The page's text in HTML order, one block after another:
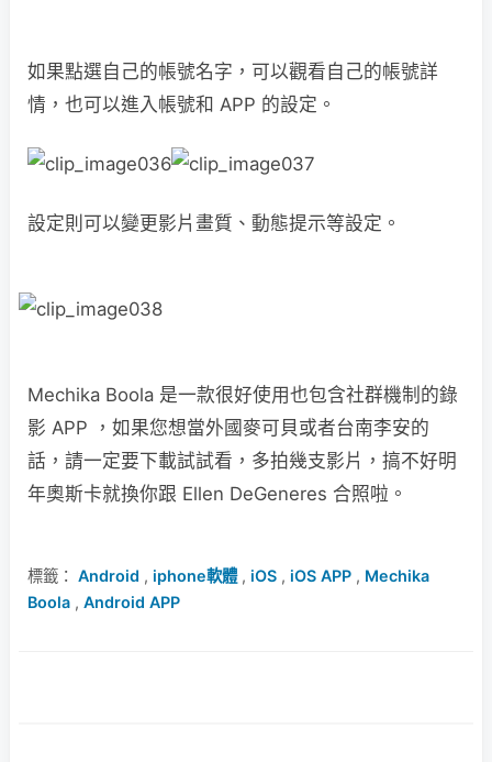
如果點選自己的帳號名字，可以觀看自己的帳號詳
情，也可以進入帳號和 APP 的設定。
設定則可以變更影片畫質、動態提示等設定。
Mechika Boola 是一款很好使用也包含社群機制的錄
影 APP ，如果您想當外國麥可貝或者台南李安的
話，請一定要下載試試看，多拍幾支影片，搞不好明
年奧斯卡就換你跟 Ellen DeGeneres 合照啦。
標籤： Android , iphone軟體, iOS , iOS APP , Mechika
Boola , Android APP